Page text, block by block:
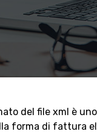
del file xml è
forma di fattura